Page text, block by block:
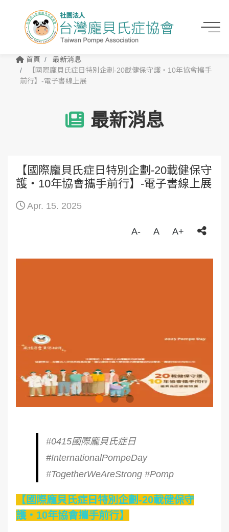
首頁
最新消息
【國際龐貝氏症日特別企劃-20載健保守護・10年協會攜手
前行】-電子書線上展
最新消息
【國際龐貝氏症日特別企劃-20載健保守
護・10年協會攜手前行】-電子書線上展
Apr. 15. 2025
A- A A+
#0415國際龐貝氏症日
#InternationalPompeDay
#TogetherWeAreStrong #Pomp
【國際龐貝氏症日特別企劃-20載健保守
護・10年協會攜手前行】